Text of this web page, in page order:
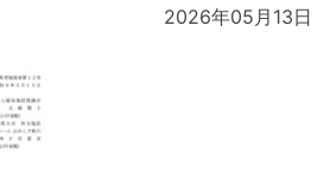
2026年05月13日